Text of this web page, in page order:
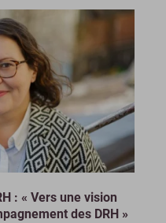
: « Vers une vision
des DRH »